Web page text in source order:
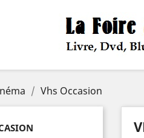
Vhs Occasion